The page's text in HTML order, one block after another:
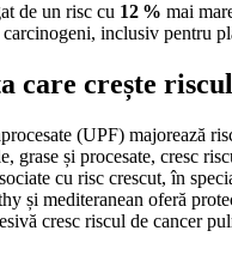
de un risc cu 12 % mai
inclusiv pentru
care crește
(UPF) majorează
grase și procesate, cresc
cu risc crescut, în
și mediteranean oferă
cresc riscul de cancer